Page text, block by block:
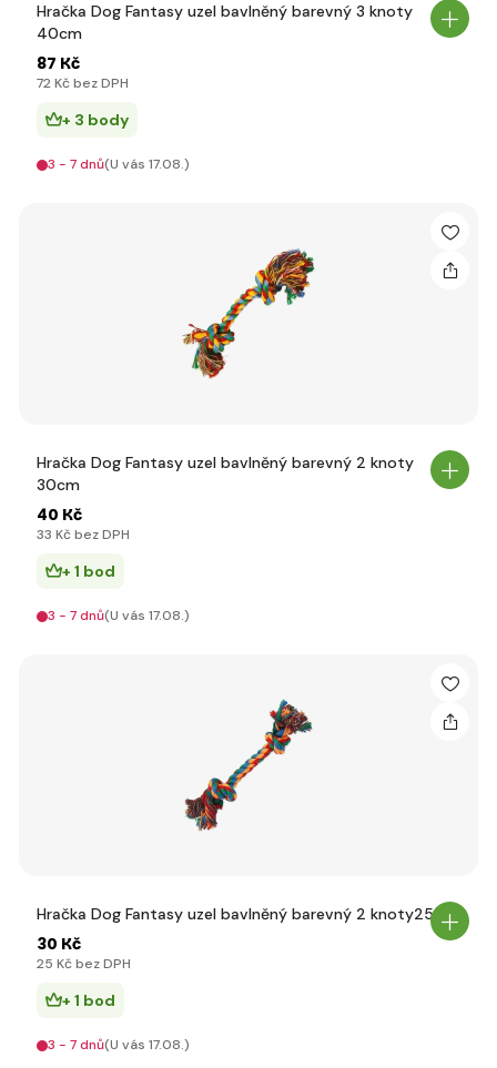
Hračka Dog Fantasy uzel bavlněný barevný 3 knoty
40cm
87 Kč
72 Kč bez DPH
+ 3 body
3 - 7 dnů(U vás 17.08.)
Hračka Dog Fantasy uzel bavlněný barevný 2 knoty
30cm
40 Kč
33 Kč bez DPH
+ 1 bod
3 - 7 dnů(U vás 17.08.)
Hračka Dog Fantasy uzel bavlněný barevný 2 knoty25cm
30 Kč
25 Kč bez DPH
+ 1 bod
3 - 7 dnů(U vás 17.08.)